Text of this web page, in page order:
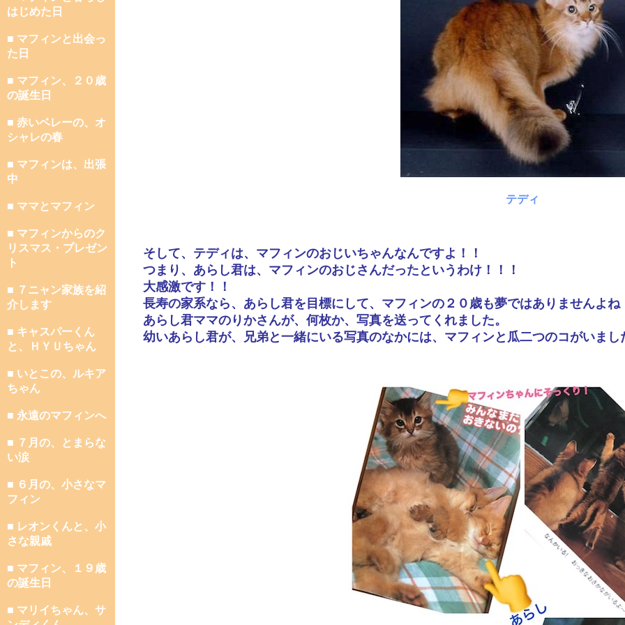
はじめた日
■ マフィンと出会っ
た日
■ マフィン、２０歳
の誕生日
■ 赤いベレーの、オ
シャレの春
■ マフィンは、出張
中
■ ママとマフィン
■ マフィンからのク
リスマス・プレゼン
ト
■ ７ニャン家族を紹
介します
■ キャスパーくん
と、ＨＹＵちゃん
■ いとこの、ルキア
ちゃん
■ 永遠のマフィンへ
■ ７月の、とまらな
い涙
■ ６月の、小さなマ
フィン
■ レオンくんと、小
さな親戚
■ マフィン、１９歳
の誕生日
■ マリイちゃん、サ
テディ
そして、テディは、マフィンのおじいちゃんなんですよ！！
つまり、あらし君は、マフィンのおじさんだったというわけ！！！
大感激です！！
長寿の家系なら、あらし君を目標にして、マフィンの２０歳も夢ではありませんよね
あらし君ママのりかさんが、何枚か、写真を送ってくれました。
幼いあらし君が、兄弟と一緒にいる写真のなかには、マフィンと瓜二つのコがいまし